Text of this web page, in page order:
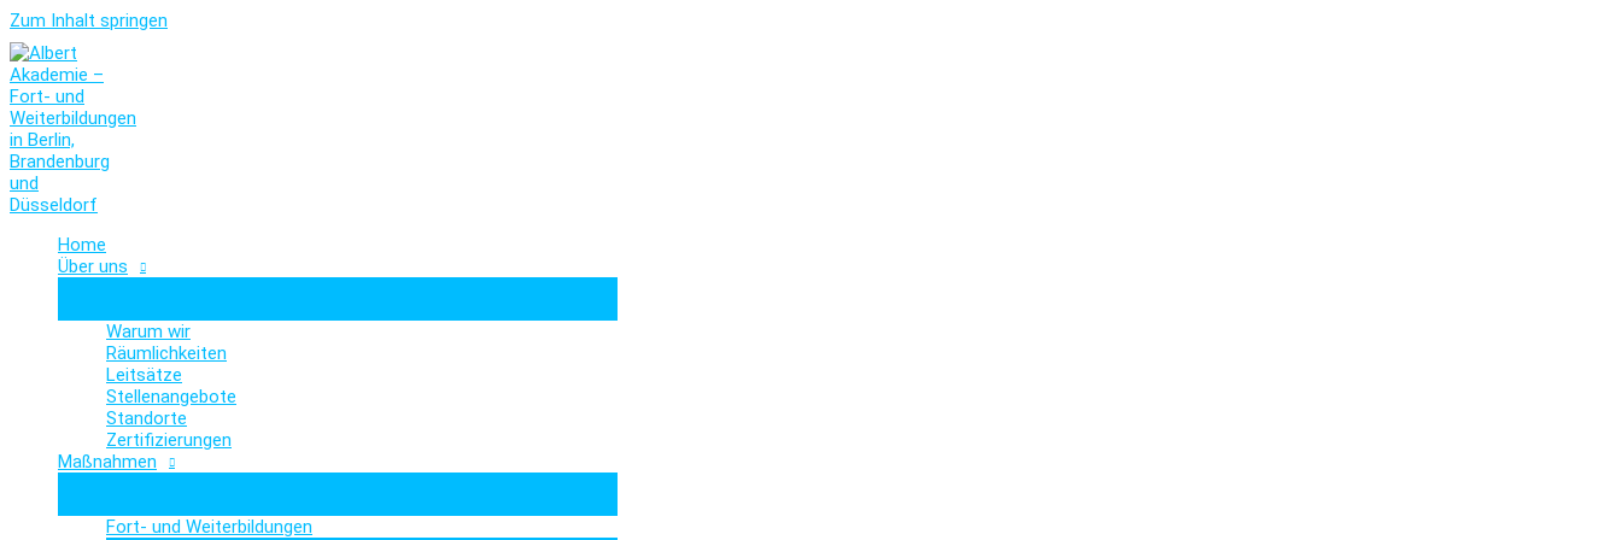
Zum Inhalt springen
Home
Über uns
Warum wir
Räumlichkeiten
Leitsätze
Stellenangebote
Standorte
Zertifizierungen
Maßnahmen
Fort- und Weiterbildungen